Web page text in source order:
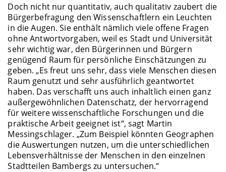
Doch nicht nur quantitativ, auch qualitativ zaubert die
Bürgerbefragung den Wissenschaftlern ein Leuchten
in die Augen. Sie enthält nämlich viele offene Fragen
ohne Antwortvorgaben, weil es Stadt und Universität
sehr wichtig war, den Bürgerinnen und Bürgern
genügend Raum für persönliche Einschätzungen zu
geben. „Es freut uns sehr, dass viele Menschen diesen
Raum genutzt und sehr ausführlich geantwortet
haben. Das verschafft uns auch inhaltlich einen ganz
außergewöhnlichen Datenschatz, der hervorragend
für weitere wissenschaftliche Forschungen und die
praktische Arbeit geeignet ist“, sagt Martin
Messingschlager. „Zum Beispiel könnten Geographen
die Auswertungen nutzen, um die unterschiedlichen
Lebensverhältnisse der Menschen in den einzelnen
Stadtteilen Bambergs zu untersuchen.“